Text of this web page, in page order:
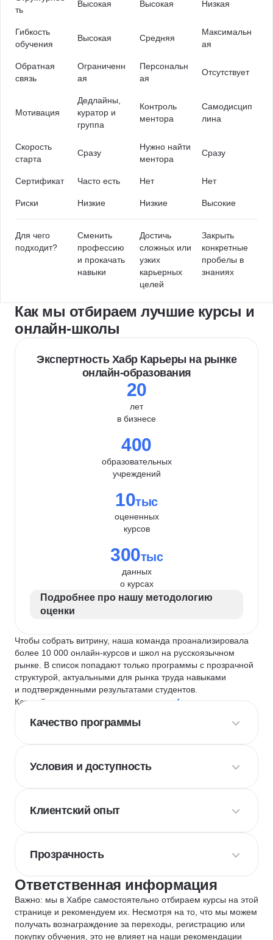
ть
Высокая Высокая Низкая
Гибкость
обучения
Высокая Средняя
Максимальн
ая
Обратная
связь
Ограниченн
ая
Персональн
ая
Отсутствует
Мотивация
Дедлайны,
куратор и
группа
Контроль
ментора
Самодисцип
лина
Скорость
старта
Сразу
Нужно найти
ментора
Сразу
Сертификат Часто есть Нет Нет
Риски Низкие Низкие Высокие
Для чего
подходит?
Сменить
профессию
и прокачать
навыки
Достичь
сложных или
узких
карьерных
целей
Закрыть
конкретные
пробелы в
знаниях
Как мы отбираем лучшие курсы и
онлайн-школы
Экспертность Хабр Карьеры на рынке
онлайн-образования
20
лет
в бизнесе
400
образовательных
учреждений
10тыс
оцененных
курсов
300тыс
данных
о курсах
Подробнее про нашу методологию
оценки
Чтобы собрать витрину, наша команда проанализировала
более 10 000 онлайн-курсов и школ на русскоязычном
рынке. В список попадают только программы с прозрачной
структурой, актуальными для рынка труда навыками
и подтвержденными результатами студентов.
Каждый курс и школу мы оцениваем по
4 критериям
Качество программы
Условия и доступность
Клиентский опыт
Прозрачность
Ответственная информация
Важно: мы в Хабре самостоятельно отбираем курсы на этой
странице и рекомендуем их. Несмотря на то, что мы можем
получать вознаграждение за переходы, регистрацию или
покупку обучения, это не влияет на наши рекомендации